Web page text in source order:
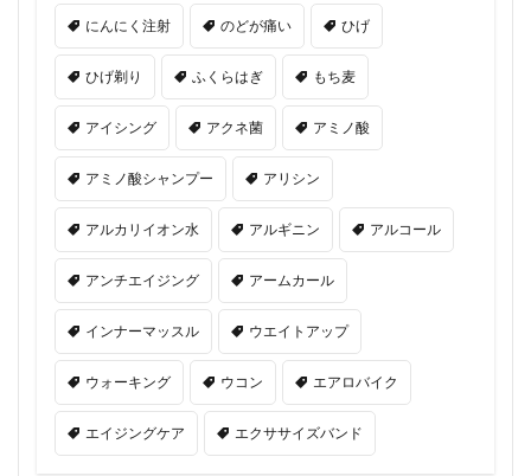
にんにく注射 のどが痛い ひげ
ひげ剃り ふくらはぎ もち麦
アイシング アクネ菌 アミノ酸
アミノ酸シャンプー アリシン
アルカリイオン水 アルギニン アルコール
アンチエイジング アームカール
インナーマッスル ウエイトアップ
ウォーキング ウコン エアロバイク
エイジングケア エクササイズバンド